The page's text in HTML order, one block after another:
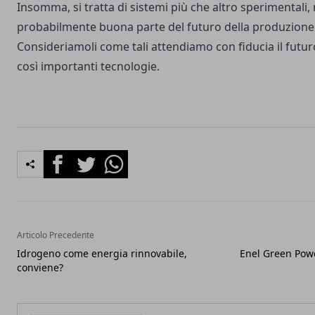
Insomma, si tratta di sistemi più che altro sperimentali,
probabilmente buona parte del futuro della
Consideriamoli come tali attendiamo con fiducia il
così importanti tecnologie.
FacebookTwitterWhatsapp
Articolo Precedente
Idrogeno come energia rinnovabile,
conviene?
Enel Green